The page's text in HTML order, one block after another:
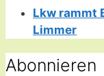
Lkw rammt
Limmer
Abonnieren